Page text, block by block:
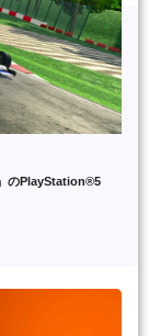
のPlayStation®5